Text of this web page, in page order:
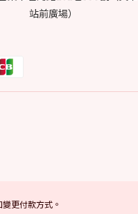
站前廣場）
更付款方式。